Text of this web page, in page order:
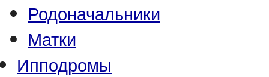
Родоначальники
Матки
Ипподромы